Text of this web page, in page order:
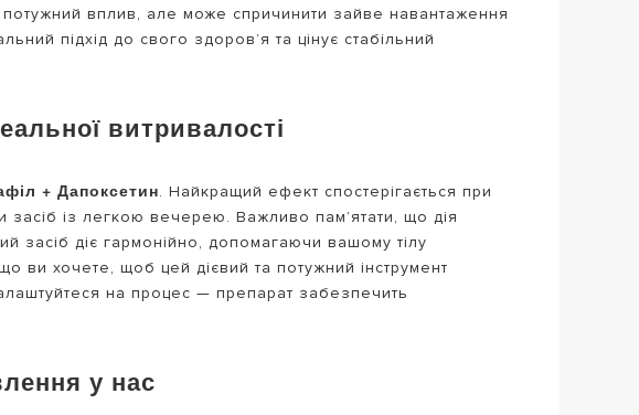
вплив, але може спричинити зайве навантаження
підхід до свого здоров’я та цінує стабільний
витривалості
+ Дапоксетин. Найкращий ефект спостерігається при
засіб із легкою вечерею. Важливо пам’ятати, що дія
засіб діє гармонійно, допомагаючи вашому тілу
ви хочете, щоб цей дієвий та потужний інструмент
на процес — препарат забезпечить
у нас